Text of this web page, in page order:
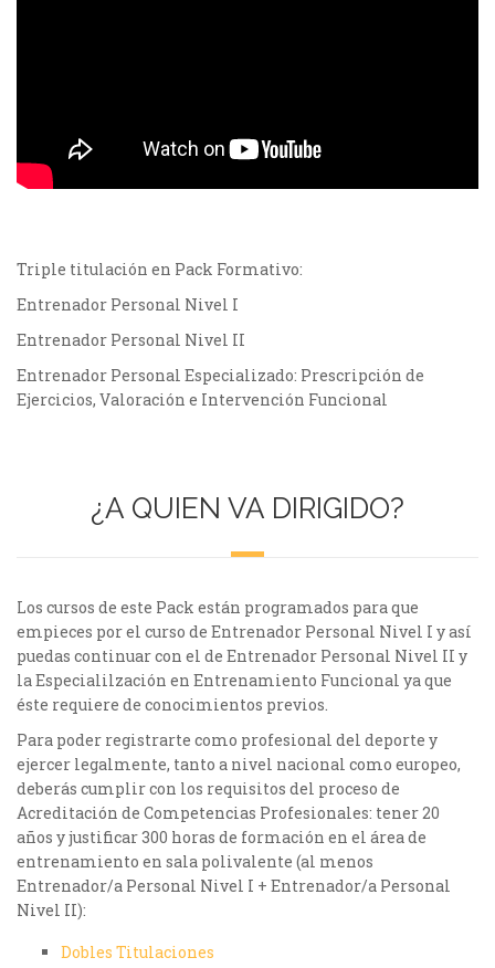
Triple titulación en Pack Formativo:
Entrenador Personal Nivel I
Entrenador Personal Nivel II
Entrenador Personal Especializado: Prescripción de
Ejercicios, Valoración e Intervención Funcional
¿A QUIEN VA DIRIGIDO?
Los cursos de este Pack están programados para que
empieces por el curso de Entrenador Personal Nivel I y así
puedas continuar con el de Entrenador Personal Nivel II y
la Especialilzación en Entrenamiento Funcional ya que
éste requiere de conocimientos previos.
Para poder registrarte como profesional del deporte y
ejercer legalmente, tanto a nivel nacional como europeo,
deberás cumplir con los requisitos del proceso de
Acreditación de Competencias Profesionales: tener 20
años y justificar 300 horas de formación en el área de
entrenamiento en sala polivalente (al menos
Entrenador/a Personal Nivel I + Entrenador/a Personal
Nivel II):
Dobles Titulaciones